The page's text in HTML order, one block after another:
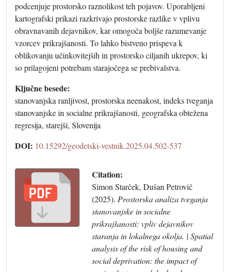
podcenjuje prostorsko raznolikost teh pojavov. Uporabljeni
kartografski prikazi razkrivajo prostorske razlike v vplivu
obravnavanih dejavnikov, kar omogoča boljše razumevanje
vzorcev prikrajšanosti. To lahko bistveno prispeva k
oblikovanju učinkovitejših in prostorsko ciljanih ukrepov, ki
so prilagojeni potrebam starajočega se prebivalstva.
Ključne besede:
stanovanjska ranljivost, prostorska neenakost, indeks tveganja
stanovanjske in socialne prikrajšanosti, geografska obtežena
regresija, starejši, Slovenija
DOI: 10.15292/geodetski-vestnik.2025.04.502-537
Citation:
Simon Starček, Dušan Petrovič
(2025). Prostorska analiza tveganja
stanovanjske in socialne
prikrajšanosti: vpliv dejavnikov
staranja in lokalnega okolja. | Spatial
analysis of the risk of housing and
social deprivation: the impact of